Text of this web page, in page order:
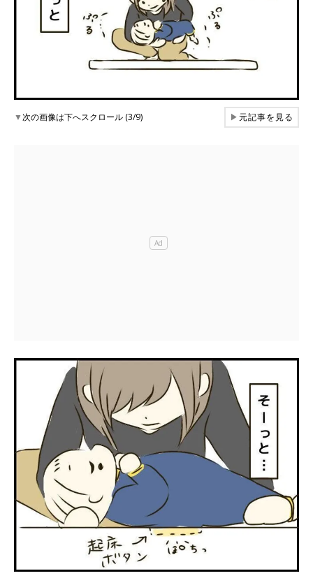
▼次の画像は下へスクロール (3/9) ▶元記事を見る